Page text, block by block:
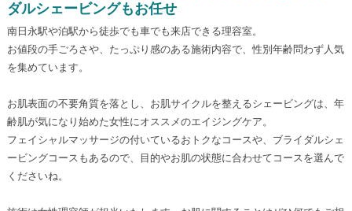
ダルシェービングもお任せ
南日永駅や泊駅から徒歩でも車でも来店できる理容室。
お値段の手ごろさや、たっぷり感のある施術内容で、性別年齢問わず人気
を集めています。
お肌表面の不要角質を落とし、お肌サイクルを整えるシェービングは、年
齢肌が気になり始めた女性にオススメのエイジングケア。
フェイシャルマッサージの付いているおトクなコースや、ブライダルシェ
ービングコースもあるので、目的やお肌の状態に合わせてコースを選んで
くださいね。